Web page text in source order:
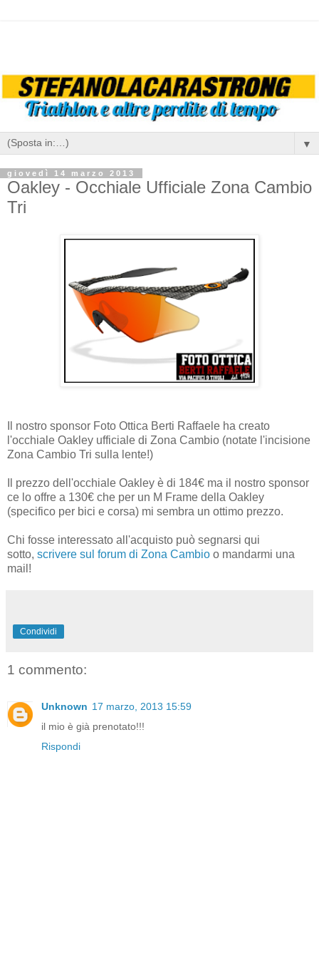
▼
giovedì 14 marzo 2013
Oakley - Occhiale Ufficiale Zona Cambio
Tri
Il nostro sponsor Foto Ottica Berti Raffaele ha creato
l'occhiale Oakley ufficiale di Zona Cambio (notate l'incisione
Zona Cambio Tri sulla lente!)
Il prezzo dell'occhiale Oakley è di 184€ ma il nostro sponsor
ce lo offre a 130€ che per un M Frame della Oakley
(specifico per bici e corsa) mi sembra un ottimo prezzo.
Chi fosse interessato all'acquisto può segnarsi qui
sotto, scrivere sul forum di Zona Cambio o mandarmi una
mail!
Condividi
1 commento:
Unknown 17 marzo, 2013 15:59
il mio è già prenotato!!!
Rispondi